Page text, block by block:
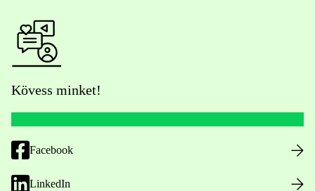
Kövess minket!
Facebook
LinkedIn